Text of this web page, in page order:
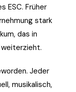
ESC. Früher
stark
das in
Jeder
musikalisch,